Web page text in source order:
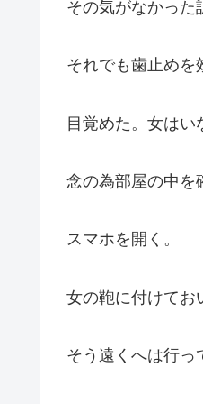
その気がなかった
それでも歯止めを
目覚めた。女はい
念の為部屋の中を
スマホを開く。
女の鞄に付けてお
そう遠くへは行っ